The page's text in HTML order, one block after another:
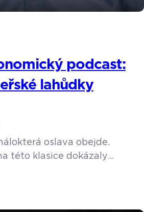
podcast:
lahůdky
oslava obejde.
této klasice dokázaly